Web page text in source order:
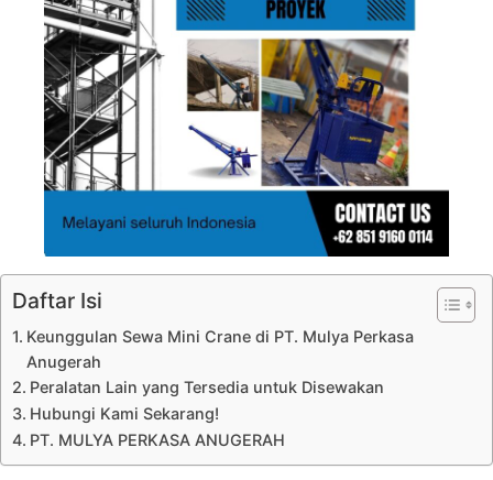
Daftar Isi
Keunggulan Sewa Mini Crane di PT. Mulya Perkasa
Anugerah
Peralatan Lain yang Tersedia untuk Disewakan
Hubungi Kami Sekarang!
PT. MULYA PERKASA ANUGERAH